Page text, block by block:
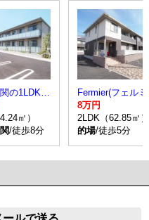
㎡）
/徒歩8分
8万円
2LDK（62.85㎡）
的場/徒歩5分